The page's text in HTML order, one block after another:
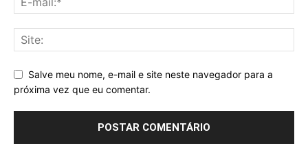
Salve meu nome, e-mail e site neste navegador para a
próxima vez que eu comentar.